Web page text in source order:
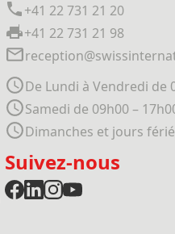
+41 22 731 21 20
+41 22 731 21 98
De Lundi à Vendredi de
Samedi de 09h00 –
Dimanches et jours
Suivez-nous